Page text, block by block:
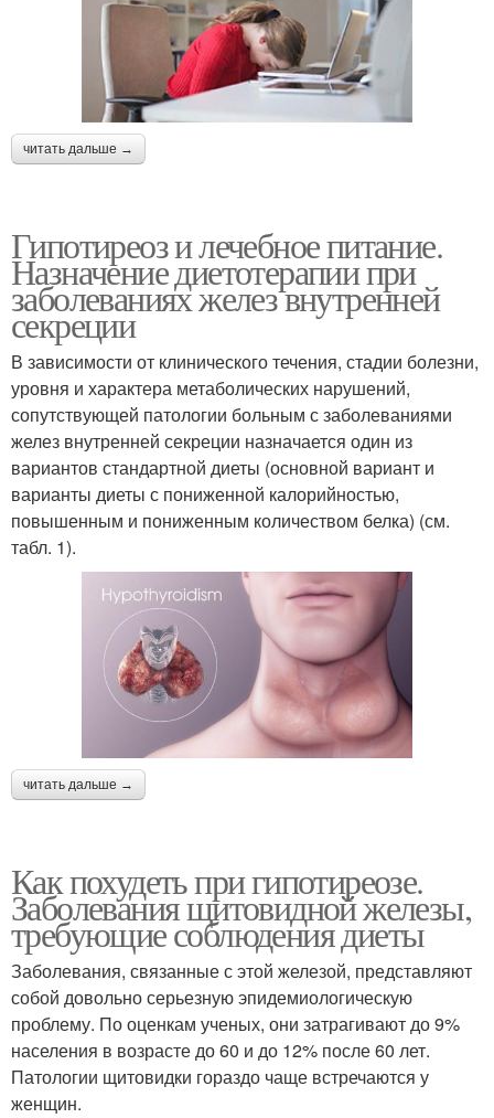
читать дальше →
Гипотиреоз и лечебное питание.
Назначение диетотерапии при
заболеваниях желез внутренней
секреции
В зависимости от клинического течения, стадии болезни,
уровня и характера метаболических нарушений,
сопутствующей патологии больным с заболеваниями
желез внутренней секреции назначается один из
вариантов стандартной диеты (основной вариант и
варианты диеты с пониженной калорийностью,
повышенным и пониженным количеством белка) (см.
табл. 1).
читать дальше →
Как похудеть при гипотиреозе.
Заболевания щитовидной железы,
требующие соблюдения диеты
Заболевания, связанные с этой железой, представляют
собой довольно серьезную эпидемиологическую
проблему. По оценкам ученых, они затрагивают до 9%
населения в возрасте до 60 и до 12% после 60 лет.
Патологии щитовидки гораздо чаще встречаются у
женщин.